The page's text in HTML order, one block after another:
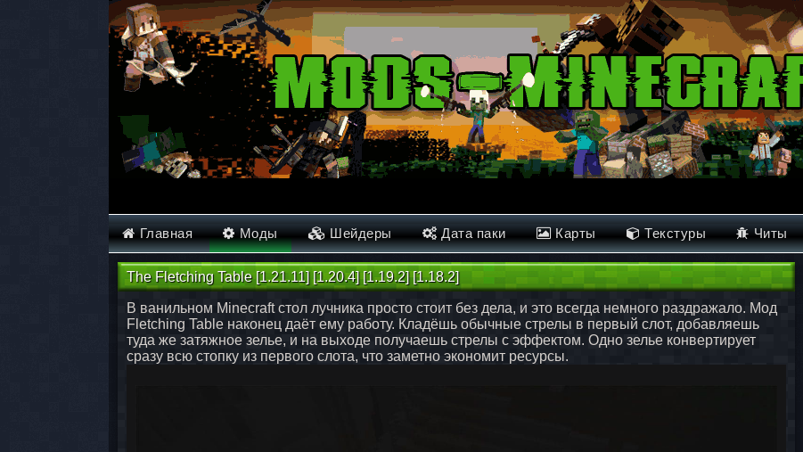
Главная Моды Шейдеры Дата паки Карты Текстуры Читы
The Fletching Table [1.21.11] [1.20.4] [1.19.2] [1.18.2]
В ванильном Minecraft стол лучника просто стоит без дела, и это всегда немного раздражало. Мод
Fletching Table наконец даёт ему работу. Кладёшь обычные стрелы в первый слот, добавляешь
туда же затяжное зелье, и на выходе получаешь стрелы с эффектом. Одно зелье конвертирует
сразу всю стопку из первого слота, что заметно экономит ресурсы.